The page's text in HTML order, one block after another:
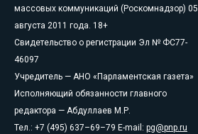
массовых коммуникаций (Роскомнадзор) 05
августа 2011 года. 18+
Свидетельство о регистрации Эл № ФС77-
46097
Учредитель — АНО «Парламентская газета»
Исполняющий обязанности главного
редактора — Абдуллаев М.Р.
Тел.: +7 (495) 637–69–79 E-mail: pg@pnp.ru